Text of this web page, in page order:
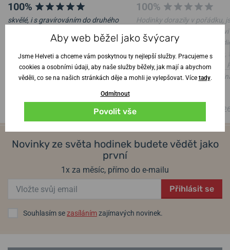
100%
skvělé, i s gravírováním do druhého
manžel z hodinek též
Ověřený zákazník•4. 8. 2026
100%
Hodinky dorazily v pořádku,
moc pěkné, akorát manželovi
chybělo, že nejsou řízeny
potřebuje v práci přesný čas,
je bude mít na běžné nošení.
se musí upravit, je dlouhý.
Ověřený zákazník 3. 8.
Novinky ze světa hodinek budete vědět jako
první
1x za měsíc, přímo do e-mailu
Přihlásit se
Souhlasím sezasílánímzajímavých novinek.
Aby web běžel jako švýcary
Jsme Helveti a chceme vám poskytnou ty nejlepší služby. Pracujeme s
cookies a osobními údaji, aby naše služby běžely, jak mají a abychom
věděli, co se na našich stránkách děje a mohli je vylepšovat. Více tady.
Odmítnout
Povolit vše